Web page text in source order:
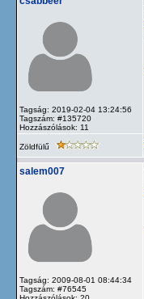
Tagság: 2019-02-04 13:24:56
Tagszám: #135720
Hozzászólások: 11
Zöldfülű
salem007
Tagság: 2009-08-01 08:44:34
Tagszám: #76545